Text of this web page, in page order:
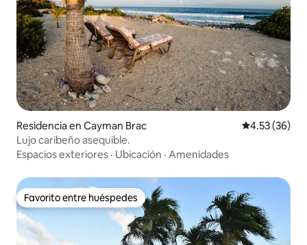
Residencia en Cayman Brac Calificación
4.53 (36)
Lujo caribeño asequible.
Espacios exteriores · Ubicación · Amenidades
Favorito entre huéspedes
Favorito entre huéspedes